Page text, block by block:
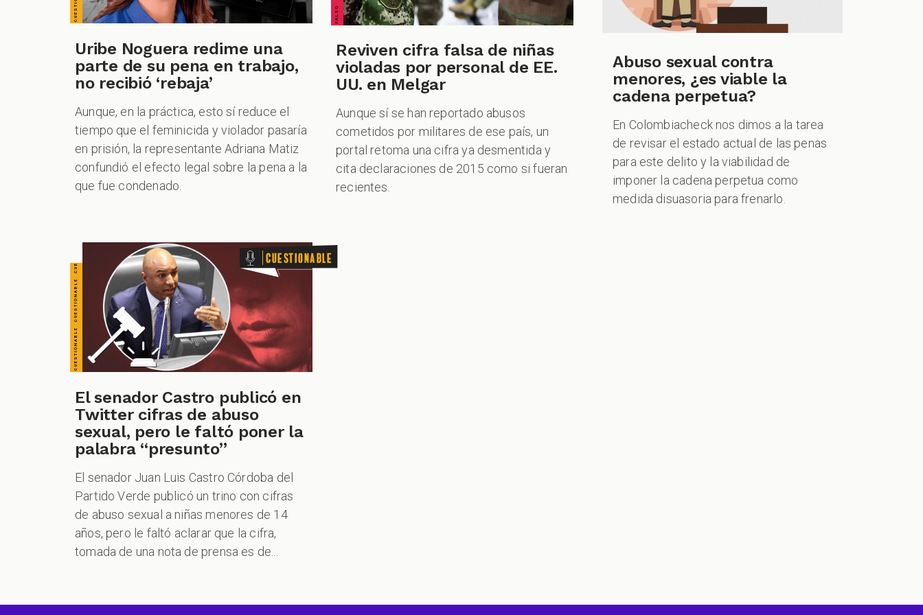
Uribe Noguera redime una
parte de su pena en trabajo,
no recibió ‘rebaja’
Aunque, en la práctica, esto sí reduce el
tiempo que el feminicida y violador pasaría
en prisión, la representante Adriana Matiz
confundió el efecto legal sobre la pena a la
que fue condenado.
Reviven cifra falsa de niñas
violadas por personal de EE.
UU. en Melgar
Aunque sí se han reportado abusos
cometidos por militares de ese país, un
portal retoma una cifra ya desmentida y
cita declaraciones de 2015 como si fueran
recientes.
Abuso sexual contra
menores, ¿es viable la
cadena perpetua?
En Colombiacheck nos dimos a la tarea
de revisar el estado actual de las penas
para este delito y la viabilidad de
imponer la cadena perpetua como
medida disuasoria para frenarlo.
CUESTIONABLE CUESTIONABLE CUESTIONABLE CUESTIONABLE CUESTIONABLE CUESTIONABLE CUESTIONABLE Cuestionable
El senador Castro publicó en
Twitter cifras de abuso
sexual, pero le faltó poner la
palabra “presunto”
El senador Juan Luis Castro Córdoba del
Partido Verde publicó un trino con cifras
de abuso sexual a niñas menores de 14
años, pero le faltó aclarar que la cifra,
tomada de una nota de prensa es de...